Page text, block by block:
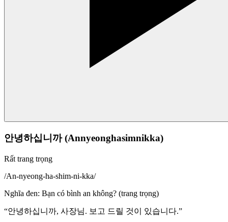
안녕하십니까 (Annyeonghasimnikka)
Rất trang trọng
/An-nyeong-ha-shim-ni-kka/
Nghĩa đen: Bạn có bình an không? (trang trọng)
“안녕하십니까, 사장님. 보고 드릴 것이 있습니다.”